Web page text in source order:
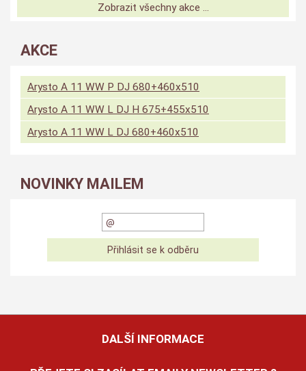
Zobrazit všechny akce ...
AKCE
Arysto A 11 WW P DJ 680+460x510
Arysto A 11 WW L DJ H 675+455x510
Arysto A 11 WW L DJ 680+460x510
NOVINKY MAILEM
DALŠÍ INFORMACE